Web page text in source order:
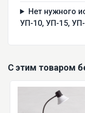
Нет нужного
УП-10, УП-15,
С этим товаром